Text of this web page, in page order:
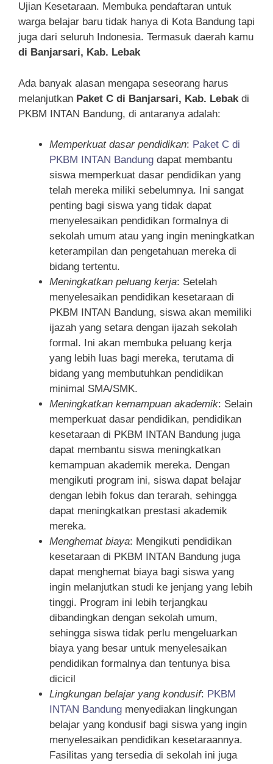
Ujian Kesetaraan. Membuka pendaftaran untuk
warga belajar baru tidak hanya di Kota Bandung tapi
juga dari seluruh Indonesia. Termasuk daerah kamu
di Banjarsari, Kab. Lebak
Ada banyak alasan mengapa seseorang harus
melanjutkan Paket C di Banjarsari, Kab. Lebak di
PKBM INTAN Bandung, di antaranya adalah:
Memperkuat dasar pendidikan: Paket C di
PKBM INTAN Bandung dapat membantu
siswa memperkuat dasar pendidikan yang
telah mereka miliki sebelumnya. Ini sangat
penting bagi siswa yang tidak dapat
menyelesaikan pendidikan formalnya di
sekolah umum atau yang ingin meningkatkan
keterampilan dan pengetahuan mereka di
bidang tertentu.
Meningkatkan peluang kerja: Setelah
menyelesaikan pendidikan kesetaraan di
PKBM INTAN Bandung, siswa akan memiliki
ijazah yang setara dengan ijazah sekolah
formal. Ini akan membuka peluang kerja
yang lebih luas bagi mereka, terutama di
bidang yang membutuhkan pendidikan
minimal SMA/SMK.
Meningkatkan kemampuan akademik: Selain
memperkuat dasar pendidikan, pendidikan
kesetaraan di PKBM INTAN Bandung juga
dapat membantu siswa meningkatkan
kemampuan akademik mereka. Dengan
mengikuti program ini, siswa dapat belajar
dengan lebih fokus dan terarah, sehingga
dapat meningkatkan prestasi akademik
mereka.
Menghemat biaya: Mengikuti pendidikan
kesetaraan di PKBM INTAN Bandung juga
dapat menghemat biaya bagi siswa yang
ingin melanjutkan studi ke jenjang yang lebih
tinggi. Program ini lebih terjangkau
dibandingkan dengan sekolah umum,
sehingga siswa tidak perlu mengeluarkan
biaya yang besar untuk menyelesaikan
pendidikan formalnya dan tentunya bisa
dicicil
Lingkungan belajar yang kondusif: PKBM
INTAN Bandung menyediakan lingkungan
belajar yang kondusif bagi siswa yang ingin
menyelesaikan pendidikan kesetaraannya.
Fasilitas yang tersedia di sekolah ini juga